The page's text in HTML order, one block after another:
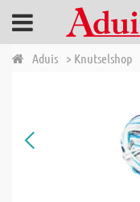
Aduis > Knutselshop